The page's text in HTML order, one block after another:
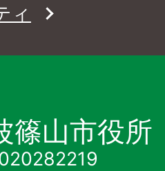
ィ
篠山市役所